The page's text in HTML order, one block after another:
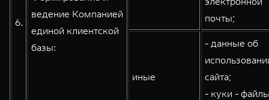
6.
ведение Компанией
единой клиентской
базы:
почты;
иные
- данные об
сайта;
- куки -